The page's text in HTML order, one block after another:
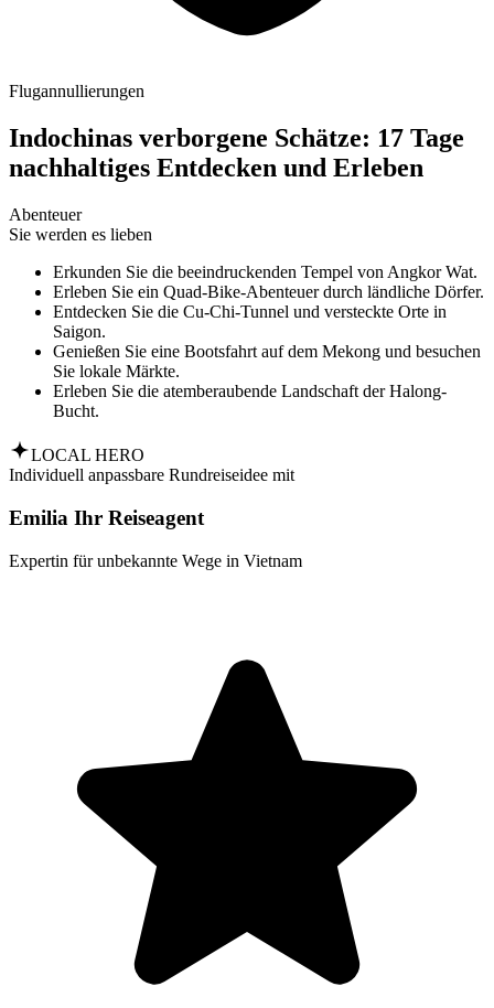
Flugannullierungen
Indochinas verborgene Schätze: 17 Tage
nachhaltiges Entdecken und Erleben
Abenteuer
Sie werden es lieben
Erkunden Sie die beeindruckenden Tempel von Angkor Wat.
Erleben Sie ein Quad-Bike-Abenteuer durch ländliche Dörfer.
Entdecken Sie die Cu-Chi-Tunnel und versteckte Orte in
Saigon.
Genießen Sie eine Bootsfahrt auf dem Mekong und besuchen
Sie lokale Märkte.
Erleben Sie die atemberaubende Landschaft der Halong-
Bucht.
LOCAL HERO
Individuell anpassbare Rundreiseidee mit
Emilia Ihr Reiseagent
Expertin für unbekannte Wege in Vietnam